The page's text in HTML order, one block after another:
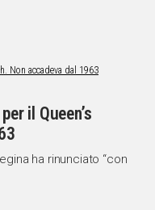
il Queen’s
ha rinunciato “con